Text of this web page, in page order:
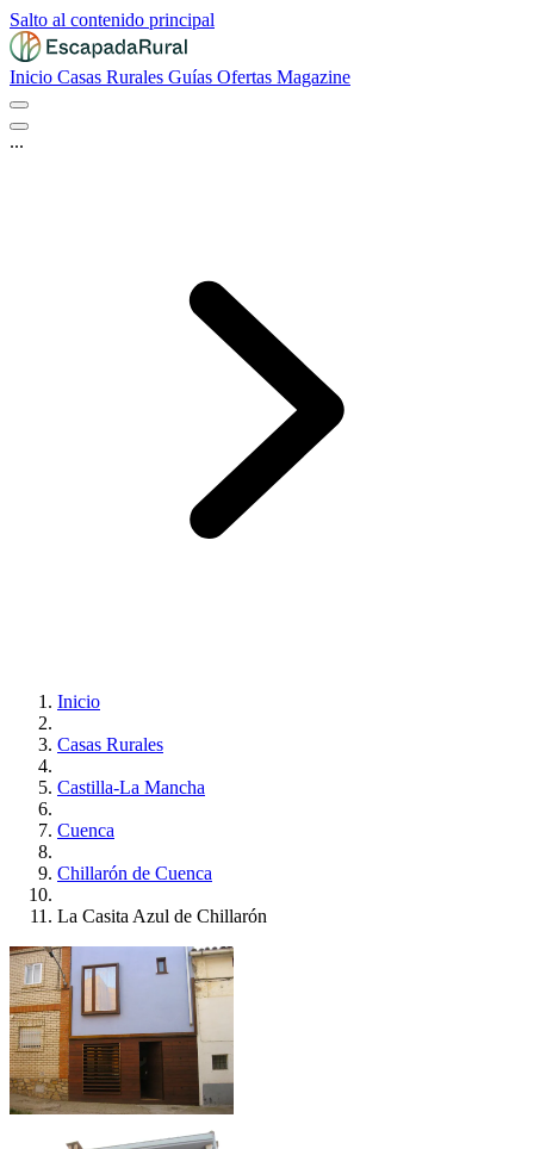
Salto al contenido principal
Inicio Casas Rurales Guías Ofertas Magazine
...
Inicio
Casas Rurales
Castilla-La Mancha
Cuenca
Chillarón de Cuenca
La Casita Azul de Chillarón